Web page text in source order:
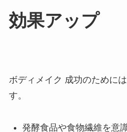
効果アップ
ボディメイク 成功のために
す。
発酵食品や食物繊維を意